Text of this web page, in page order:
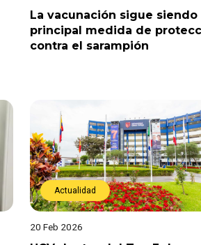
La vacunación sigue siendo
principal medida de
contra el sarampión
Actualidad
20 Feb 2026